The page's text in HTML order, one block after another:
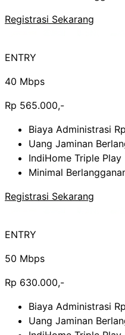
Registrasi Sekarang
ENTRY
40 Mbps
Rp 565.000,-
Biaya Administrasi
Uang Jaminan
IndiHome Triple Play
Minimal
Registrasi Sekarang
ENTRY
50 Mbps
Rp 630.000,-
Biaya Administrasi
Uang Jaminan